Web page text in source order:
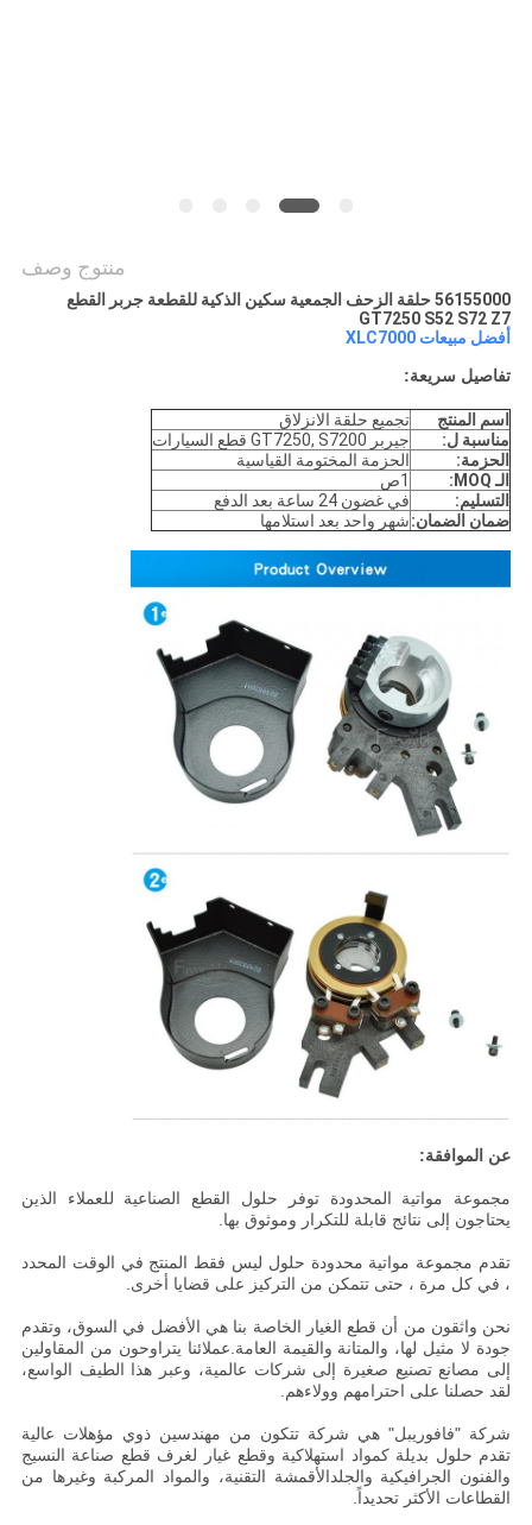
منتوج وصف
56155000 حلقة الزحف الجمعية سكين الذكية للقطعة جربر القطع
GT7250 S52 S72 Z7
أفضل مبيعات XLC7000
تفاصيل سريعة:
اسم المنتج
تجميع حلقة الانزلاق
مناسبة ل:
جيربر GT7250, S7200 قطع السيارات
الحزمة:
الحزمة المختومة القياسية
الـ MOQ:
1ص
التسليم:
في غضون 24 ساعة بعد الدفع
ضمان الضمان:شهر واحد بعد استلامها
عن الموافقة:
مجموعة مواتية المحدودة توفر حلول القطع الصناعية للعملاء الذين
يحتاجون إلى نتائج قابلة للتكرار وموثوق بها.
تقدم مجموعة مواتية محدودة حلول ليس فقط المنتج في الوقت المحدد
، في كل مرة ، حتى تتمكن من التركيز على قضايا أخرى.
نحن واثقون من أن قطع الغيار الخاصة بنا هي الأفضل في السوق، وتقدم
جودة لا مثيل لها، والمتانة والقيمة العامة.عملائنا يتراوحون من المقاولين
إلى مصانع تصنيع صغيرة إلى شركات عالمية، وعبر هذا الطيف الواسع،
لقد حصلنا على احترامهم وولاءهم.
شركة "فافوريبل" هي شركة تتكون من مهندسين ذوي مؤهلات عالية
تقدم حلول بديلة كمواد استهلاكية وقطع غيار لغرف قطع صناعة النسيج
والفنون الجرافيكية والجلدالأقمشة التقنية، والمواد المركبة وغيرها من
القطاعات الأكثر تحديداً.